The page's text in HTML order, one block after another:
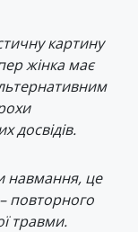
картину
жінка має
досвідів.
навмання, це
повторного
травми.